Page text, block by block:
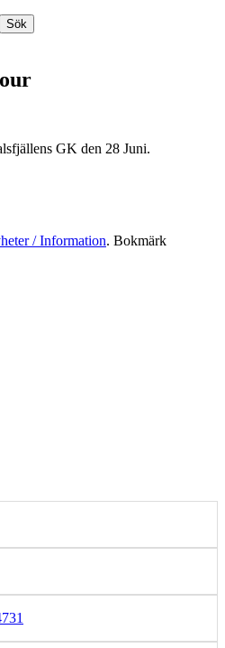
GK den 28 Juni.
/ Information. Bokmärk